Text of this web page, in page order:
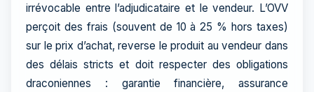
irrévocable entre l’adjudicataire et le vendeur. L’OVV
perçoit des frais (souvent de 10 à 25 % hors taxes)
sur le prix d’achat, reverse le produit au vendeur dans
des délais stricts et doit respecter des obligations
draconiennes : garantie financière, assurance